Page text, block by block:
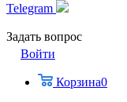
Telegram
Задать вопрос
Войти
Корзина0